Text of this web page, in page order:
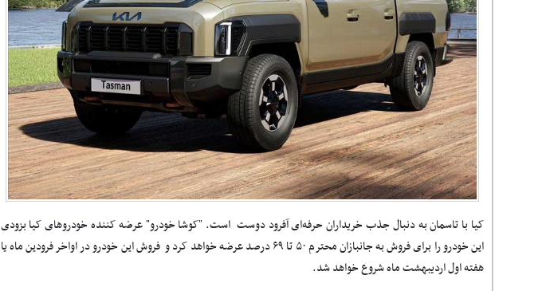
کیا با تاسمان به دنبال جذب خریداران حرفه‌ای آفرود دوست است. "کوشا خودرو" عرضه کننده خودروهای کیا بزودی
این خودرو را برای فروش به جانبازان محترم ۵۰ تا ۶۹ درصد عرضه خواهد کرد و فروش این خودرو در اواخر فرودین ماه یا
هفته اول اردیبهشت ماه شروع خواهد شد.